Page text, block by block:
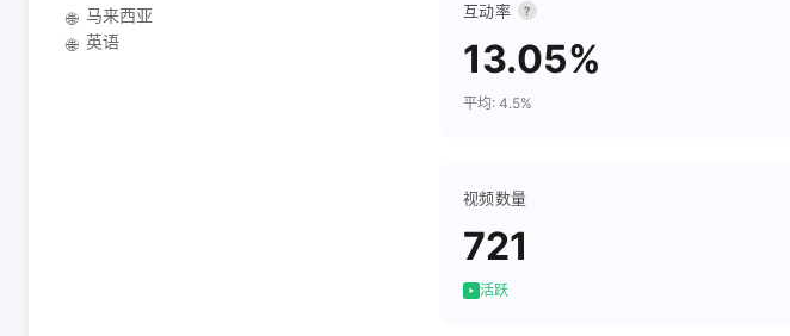
🌐 马来西亚
🌐 英语
互动率 ?
13.05%
平均: 4.5%
视频数量
721
活跃